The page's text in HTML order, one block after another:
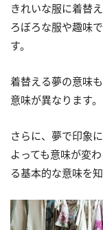
きれいな服に着替
ろぼろな服や趣味
す。
着替える夢の意味
意味が異なります。
さらに、夢で印象
よっても意味が変
る基本的な意味を知